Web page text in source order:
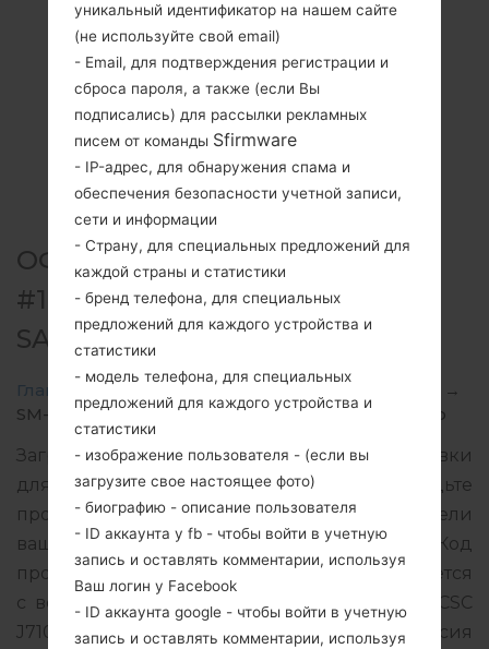
ОФИЦИАЛЬНАЯ ПРОШИВКА
#125309 ДЛЯ SM-J710MN -
SAMSUNGGALAXY J7 2016
Главная → Galaxy J7 2016 SamsungSM-J710MN
→
SM-J710MN_1_20200120093628_ij1yhynmya_fac.zip
Загрузите последнее обновление прошивки
для Samsung Galaxy J7 2016, но не забудьте
проверить, соответствует ли номер модели
вашего смартфона указанному SM-J710MN. Код
прошивки CHT для CHILE. Продукт поставляется
с версией PDA J710MNUBS4CSL1 и версия CSC
J710MNUWT4CRK1, MODEM версия
уникальный идентификатор на нашем сайте
(не используйте свой email)
- Email, для подтверждения регистрации и
сброса пароля, а также (если Вы
подписались) для рассылки рекламных
писем от команды Sfirmware
- IP-адрес, для обнаружения спама и
обеспечения безопасности учетной записи,
сети и информации
- Страну, для специальных предложений для
каждой страны и статистики
- бренд телефона, для специальных
предложений для каждого устройства и
статистики
- модель телефона, для специальных
предложений для каждого устройства и
статистики
- изображение пользователя - (если вы
загрузите свое настоящее фото)
- биографию - описание пользователя
- ID аккаунта у fb - чтобы войти в учетную
запись и оставлять комментарии, используя
Ваш логин у Facebook
- ID аккаунта google - чтобы войти в учетную
запись и оставлять комментарии, используя